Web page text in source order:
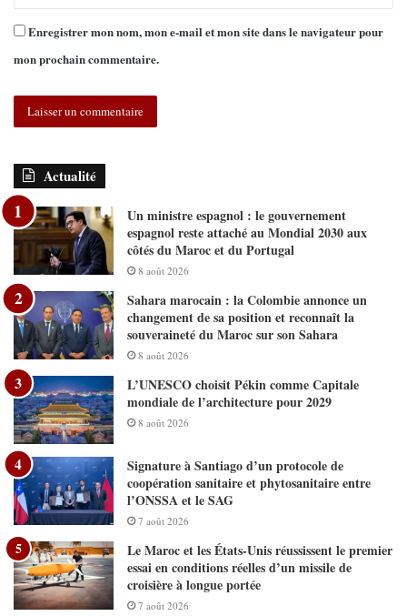
Enregistrer mon nom, mon e-mail et mon site dans le navigateur pour
mon prochain commentaire.
Actualité
Un ministre espagnol : le gouvernement
espagnol reste attaché au Mondial 2030 aux
côtés du Maroc et du Portugal
8 août 2026
Sahara marocain : la Colombie annonce un
changement de sa position et reconnaît la
souveraineté du Maroc sur son Sahara
8 août 2026
L’UNESCO choisit Pékin comme Capitale
mondiale de l’architecture pour 2029
8 août 2026
Signature à Santiago d’un protocole de
coopération sanitaire et phytosanitaire entre
l’ONSSA et le SAG
7 août 2026
Le Maroc et les États-Unis réussissent le premier
essai en conditions réelles d’un missile de
croisière à longue portée
7 août 2026